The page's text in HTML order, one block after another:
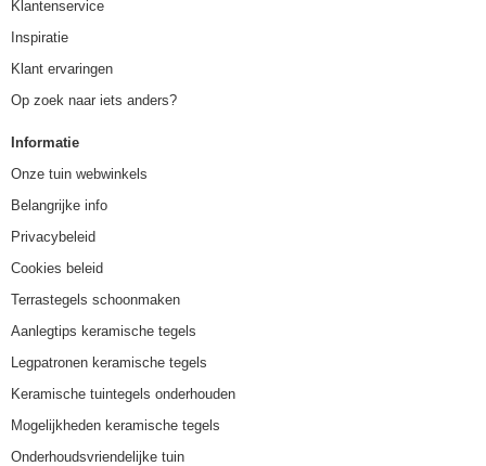
Klantenservice
Inspiratie
Klant ervaringen
Op zoek naar iets anders?
Informatie
Onze tuin webwinkels
Belangrijke info
Privacybeleid
Cookies beleid
Terrastegels schoonmaken
Aanlegtips keramische tegels
Legpatronen keramische tegels
Keramische tuintegels onderhouden
Mogelijkheden keramische tegels
Onderhoudsvriendelijke tuin